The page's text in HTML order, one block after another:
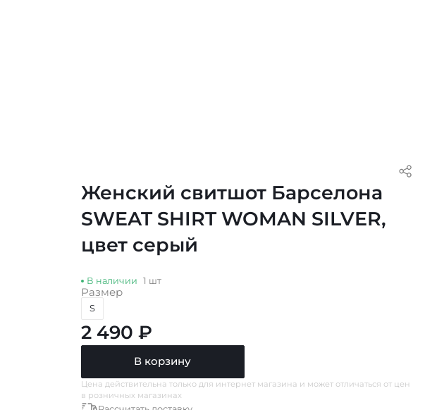
Женский свитшот Барселона
SWEAT SHIRT WOMAN SILVER,
цвет серый
В наличии 1 шт
Размер
S
2 490 ₽
В корзину
Цена действительна только для интернет магазина и может отличаться от цен
в розничных магазинах